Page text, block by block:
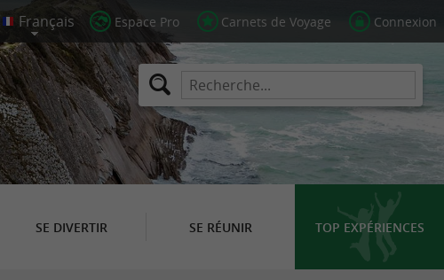
Espace Pro Carnets de Voyage Connexion
SE DIVERTIR SE RÉUNIR TOP EXPÉRIENCES